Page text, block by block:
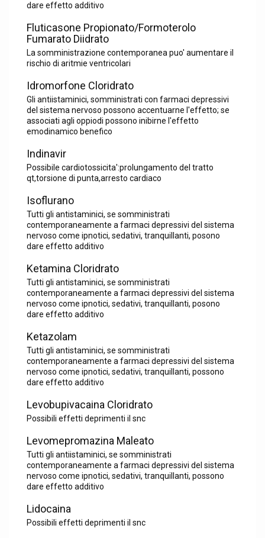
dare effetto additivo
Fluticasone Propionato/Formoterolo
Fumarato Diidrato
La somministrazione contemporanea puo' aumentare il
rischio di aritmie ventricolari
Idromorfone Cloridrato
Gli antiistaminici, somministrati con farmaci depressivi
del sistema nervoso possono accentuarne l'effetto; se
associati agli oppiodi possono inibirne l'effetto
emodinamico benefico
Indinavir
Possibile cardiotossicita':prolungamento del tratto
qt,torsione di punta,arresto cardiaco
Isoflurano
Tutti gli antistaminici, se somministrati
contemporaneamente a farmaci depressivi del sistema
nervoso come ipnotici, sedativi, tranquillanti, posono
dare effetto additivo
Ketamina Cloridrato
Tutti gli antistaminici, se somministrati
contemporaneamente a farmaci depressivi del sistema
nervoso come ipnotici, sedativi, tranquillanti, posono
dare effetto additivo
Ketazolam
Tutti gli antistaminici, se somministrati
contemporaneamente a farmaci depressivi del sistema
nervoso come ipnotici, sedativi, tranquillanti, possono
dare effetto additivo
Levobupivacaina Cloridrato
Possibili effetti deprimenti il snc
Levomepromazina Maleato
Tutti gli antiistaminici, se somministrati
contemporaneamente a farmaci depressivi del sistema
nervoso come ipnotici, sedativi, tranquillanti, possono
dare effetto additivo
Lidocaina
Possibili effetti deprimenti il snc